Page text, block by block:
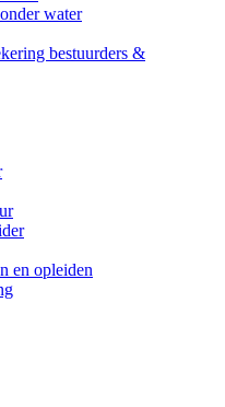
water
bestuurders &
en opleiden